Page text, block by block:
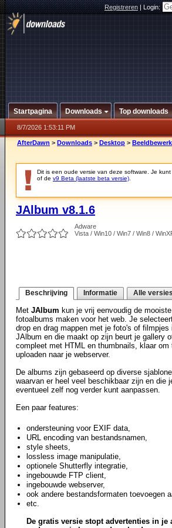
Registreren|Login:
Startpagina Downloads Top downloads
8/7/2026 1:53:11 PM
AfterDawn > Downloads > Desktop >
Dit is een oude versie van deze software. Je kunt
of de v9 Beta (laatste beta versie)
JAlbum v8.1.6
Adware
Vista / Win10 / Win7 / Win8 /
Beschrijving Informatie Alle
Met JAlbum kun je vrij eenvoudig de mooiste
fotoalbums maken voor het web. Je
drop en drag mappen met je foto's of filmpjes
JAlbum en die maakt op zijn beurt je gallery
compleet met HTML en thumbnails, klaar om
uploaden naar je webserver.
De albums zijn gebaseerd op diverse
waarvan er heel veel beschikbaar zijn en die
eventueel zelf nog verder kunt aanpassen.
Een paar features:
ondersteuning voor EXIF data,
URL encoding van bestandsnamen,
style sheets,
lossless image manipulatie,
optionele Shutterfly integratie,
ingebouwde FTP client,
ingebouwde webserver,
ook andere bestandsformaten toevoegen
etc.
De gratis versie stopt advertenties in